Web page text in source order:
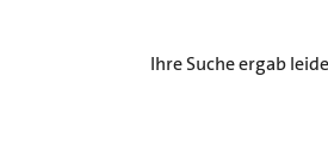
Ihre Suche ergab